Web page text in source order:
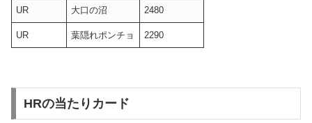
UR 大口の沼 2480
UR 葉隠れポンチョ 2290
HRの当たりカード